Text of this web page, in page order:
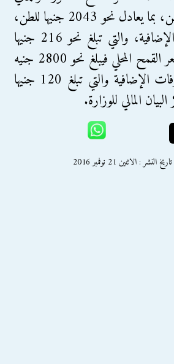
يبلغ 227 دولاراً للطن، بما يعادل نحو 2043 جنيها للطن،
بخلاف المصروفات الإضافية، والتي تبلغ نحو 216 جنيها
للطن، أما متوسط سعر القمح المحلي فيبلغ نحو 2800 جنيه
للطن بخلاف المصروفات الإضافية والتي تبلغ 120 جنيها
المالي للوزارة.
الاثنين 21 نوفمبر 2016